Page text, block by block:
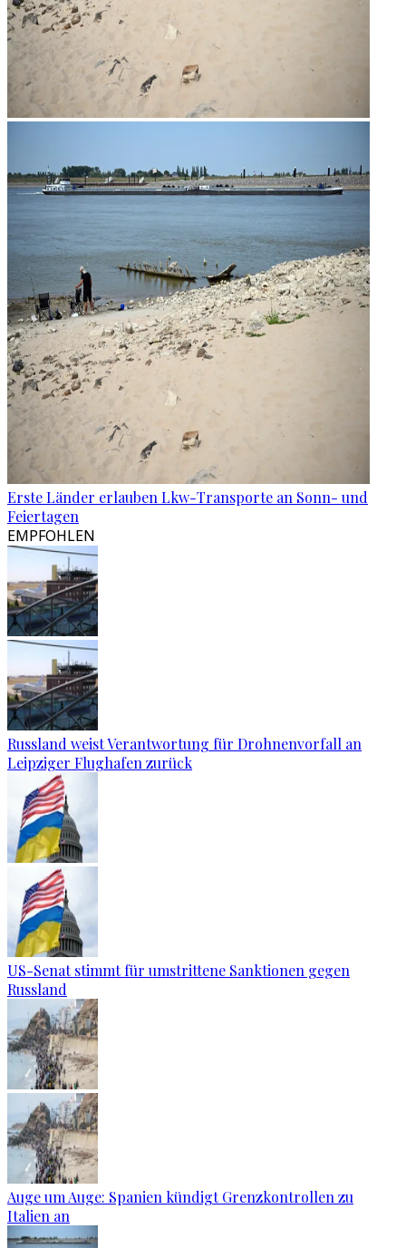
Erste Länder erlauben Lkw-Transporte an Sonn- und
Feiertagen
EMPFOHLEN
Russland weist Verantwortung für Drohnenvorfall an
Leipziger Flughafen zurück
US-Senat stimmt für umstrittene Sanktionen gegen
Russland
Auge um Auge: Spanien kündigt Grenzkontrollen zu
Italien an